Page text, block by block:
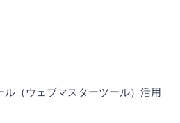
（ウェブマスターツール）活用